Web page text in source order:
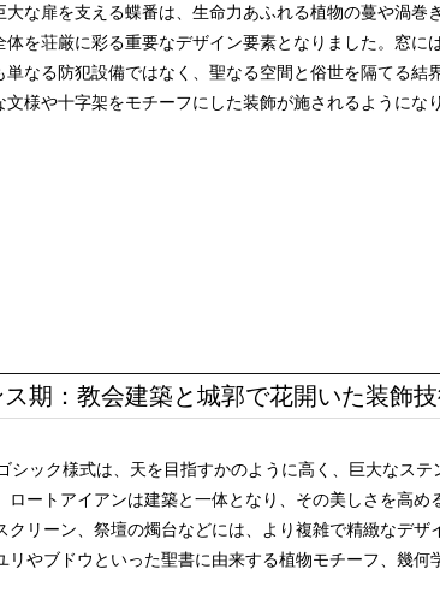
大な扉を支える蝶番は、生命力あふれる植物の蔓や渦巻
体を荘厳に彩る重要なデザイン要素となりました。窓に
単なる防犯設備ではなく、聖なる空間と俗世を隔てる結
文様や十字架をモチーフにした装飾が施されるようにな
期：教会建築と城郭で花開いた装飾
シック様式は、天を目指すかのように高く、巨大なス
ロートアイアンは建築と一体となり、その美しさを高
クリーン、祭壇の燭台などには、より複雑で精緻なデ
リやブドウといった聖書に由来する植物モチーフ、幾